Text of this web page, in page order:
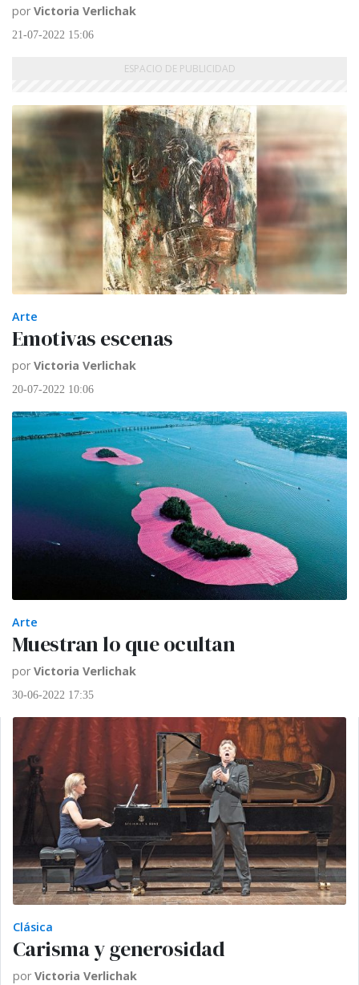
porVictoria Verlichak
21-07-2022 15:06
Arte
Emotivas escenas
porVictoria Verlichak
20-07-2022 10:06
Arte
Muestran lo que ocultan
porVictoria Verlichak
30-06-2022 17:35
Clásica
Carisma y generosidad
porVictoria Verlichak